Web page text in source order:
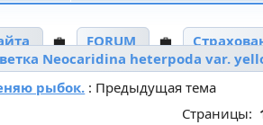
💼 FORUM 💼
Neocaridina heterpoda var.
рыбок. : Предыдущая тема
Страницы: